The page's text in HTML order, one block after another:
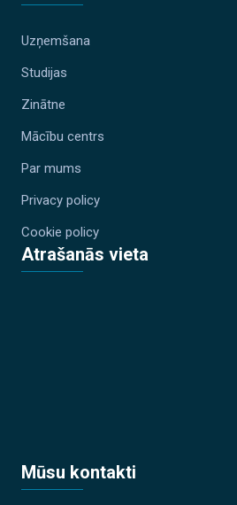
Uzņemšana
Studijas
Zinātne
Mācību centrs
Par mums
Privacy policy
Cookie policy
Atrašanās vieta
Mūsu kontakti